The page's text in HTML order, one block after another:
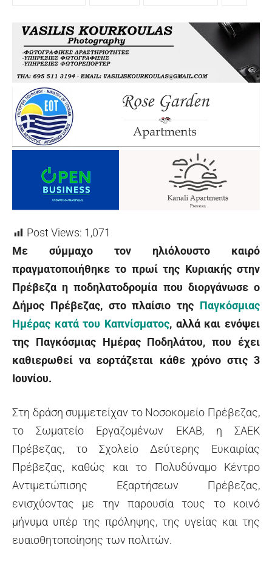
Post Views: 1,071
Με σύμμαχο τον ηλιόλουστο καιρό
πραγματοποιήθηκε το πρωί της Κυριακής στην
Πρέβεζα η ποδηλατοδρομία που διοργάνωσε ο
Δήμος Πρέβεζας, στο πλαίσιο της Παγκόσμιας
Ημέρας κατά του Καπνίσματος, αλλά και ενόψει
της Παγκόσμιας Ημέρας Ποδηλάτου, που έχει
καθιερωθεί να εορτάζεται κάθε χρόνο στις 3
Ιουνίου.
Στη δράση συμμετείχαν το Νοσοκομείο Πρέβεζας,
το Σωματείο Εργαζομένων ΕΚΑΒ, η ΣΑΕΚ
Πρέβεζας, το Σχολείο Δεύτερης Ευκαιρίας
Πρέβεζας, καθώς και το Πολυδύναμο Κέντρο
Αντιμετώπισης Εξαρτήσεων Πρέβεζας,
ενισχύοντας με την παρουσία τους το κοινό
μήνυμα υπέρ της πρόληψης, της υγείας και της
ευαισθητοποίησης των πολιτών.